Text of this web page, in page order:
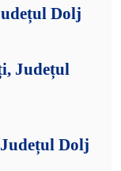
Dolj
Județul
Dolj